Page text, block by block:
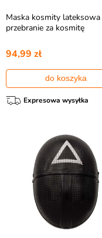
Maska kosmity lateksowa
przebranie za kosmitę
94,99 zł
do koszyka
Expresowa wysyłka